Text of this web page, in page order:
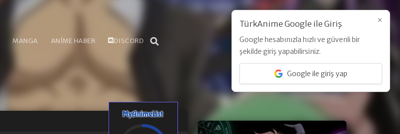
MANGA ANİME HABER DISCORD Üye Ol Giriş Yap
×
TürkAnime Google ile Giriş
Google hesabınızla hızlı ve güvenli bir
şekilde giriş yapabilirsiniz.
Google ile giriş yap